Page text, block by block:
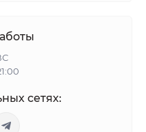
сетях: